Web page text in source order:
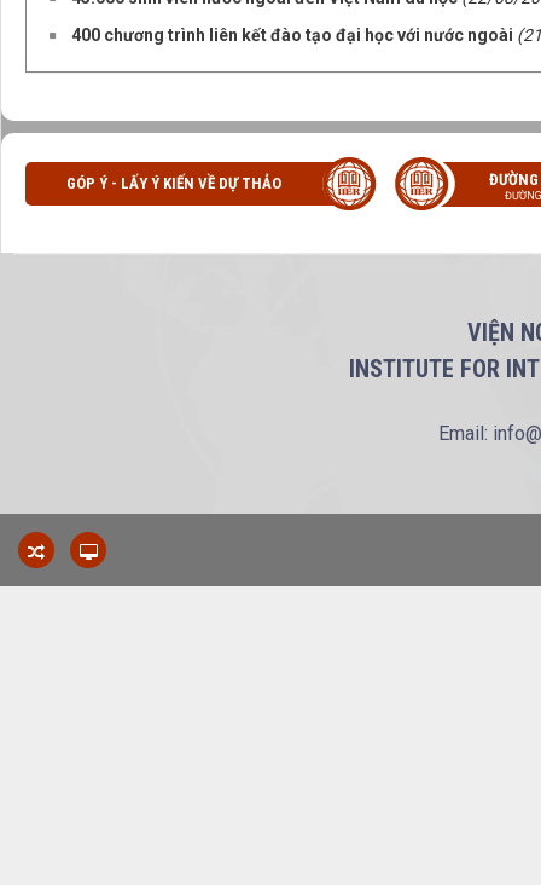
400 chương trình liên kết đào tạo đại học với nước ngoài
GÓP Ý - LẤY Ý KIẾN VỀ DỰ THẢO
VIỆN
INSTITUTE FOR
Email: